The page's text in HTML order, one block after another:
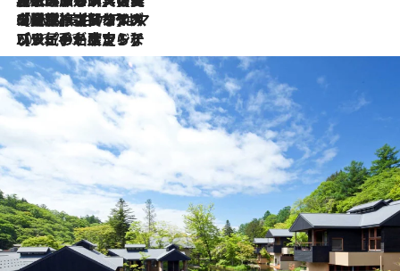
2026.8.1
【厳選旅コスメ】「UV＆美白ケアはマスト！」フリーアナウンサー宇賀なつみの夏旅ベストコスメを発表！【Mサイズジップ】
2026.7.23
【リピート確定！】ハワイの名店ランチプレートとサンドイッチ、手が止まらない人気ドーナツ